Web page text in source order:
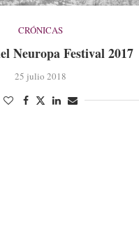
CRÓNICAS
Neuropa Festival 2017
25 julio 2018